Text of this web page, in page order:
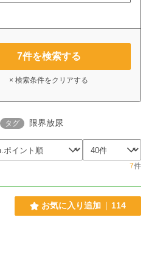
7件を検索する
× 検索条件をクリアする
タグ 限界放尿
7件
お気に入り追加 114